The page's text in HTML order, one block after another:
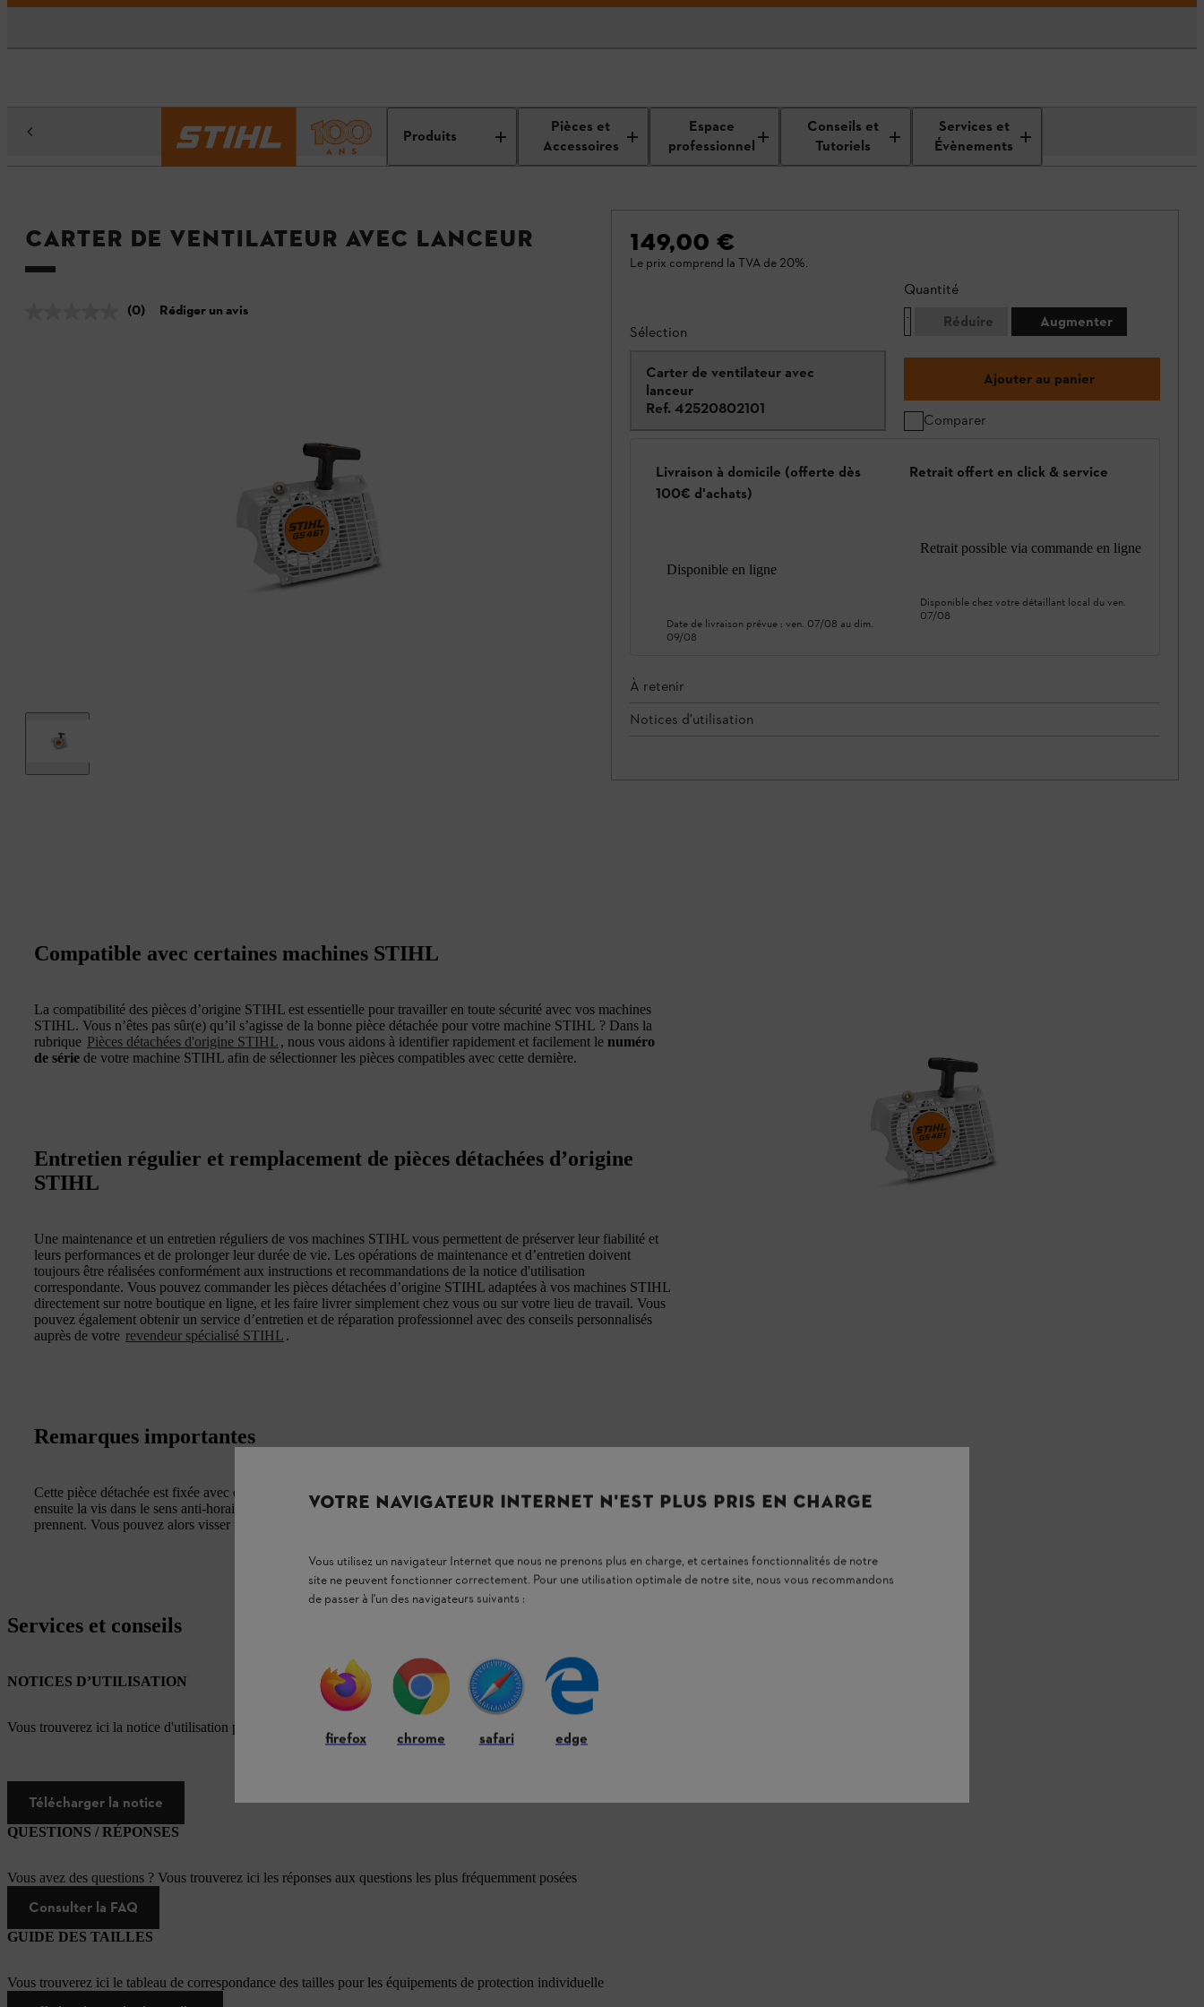
Produits
Pièces et
Accessoires
Espace
professionnel
Conseils et
Tutoriels
Services et
Évènements
Carter de ventilateur avec lanceur
(0) Rédiger un avis
149,00 €
Le prix comprend la TVA de 20%.
Sélection
Carter de ventilateur avec
lanceur
Ref. 42520802101
Quantité
Réduire
Augmenter
Ajouter au panier
Comparer
Livraison à domicile (offerte dès
100€ d'achats)
Disponible en ligne
Date de livraison prévue : ven. 07/08 au dim.
09/08
Retrait offert en click & service
Retrait possible via commande en ligne
Disponible chez votre détaillant local du ven.
07/08
À retenir
Notices d'utilisation
Compatible avec certaines machines STIHL
La compatibilité des pièces d’origine STIHL est essentielle pour travailler en toute sécurité avec vos machines
STIHL. Vous n’êtes pas sûr(e) qu’il s’agisse de la bonne pièce détachée pour votre machine STIHL ? Dans la
rubrique Pièces détachées d'origine STIHL , nous vous aidons à identifier rapidement et facilement le numéro
de série de votre machine STIHL afin de sélectionner les pièces compatibles avec cette dernière.
Entretien régulier et remplacement de pièces détachées d’origine
STIHL
Une maintenance et un entretien réguliers de vos machines STIHL vous permettent de préserver leur fiabilité et
leurs performances et de prolonger leur durée de vie. Les opérations de maintenance et d’entretien doivent
toujours être réalisées conformément aux instructions et recommandations de la notice d'utilisation
correspondante. Vous pouvez commander les pièces détachées d’origine STIHL adaptées à vos machines STIHL
directement sur notre boutique en ligne, et les faire livrer simplement chez vous ou sur votre lieu de travail. Vous
pouvez également obtenir un service d’entretien et de réparation professionnel avec des conseils personnalisés
auprès de votre revendeur spécialisé STIHL .
Remarques importantes
Cette pièce détachée est fixée avec des vis autotaraudeuses. Insérez la vis dans le filetage existant. Tournez
ensuite la vis dans le sens anti-horaire jusqu'à ce qu'elle s'enfonce légèrement dans l'orifice et que les filetages
prennent. Vous pouvez alors visser fermement dans le sens horaire.
Services et conseils
NOTICES D’UTILISATION
Vous trouverez ici la notice d'utilisation pour ce produit STIHL
Télécharger la notice
QUESTIONS / RÉPONSES
Vous avez des questions ? Vous trouverez ici les réponses aux questions les plus fréquemment posées
Consulter la FAQ
GUIDE DES TAILLES
Vous trouverez ici le tableau de correspondance des tailles pour les équipements de protection individuelle
VOTRE NAVIGATEUR INTERNET N'EST PLUS PRIS EN CHARGE
Vous utilisez un navigateur Internet que nous ne prenons plus en charge, et certaines fonctionnalités de notre
site ne peuvent fonctionner correctement. Pour une utilisation optimale de notre site, nous vous recommandons
de passer à l'un des navigateurs suivants :
firefox chrome safari edge